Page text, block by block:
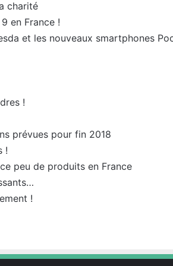
charité
en France !
et les nouveaux smartphones
!
prévues pour fin 2018
!
peu de produits en France
!